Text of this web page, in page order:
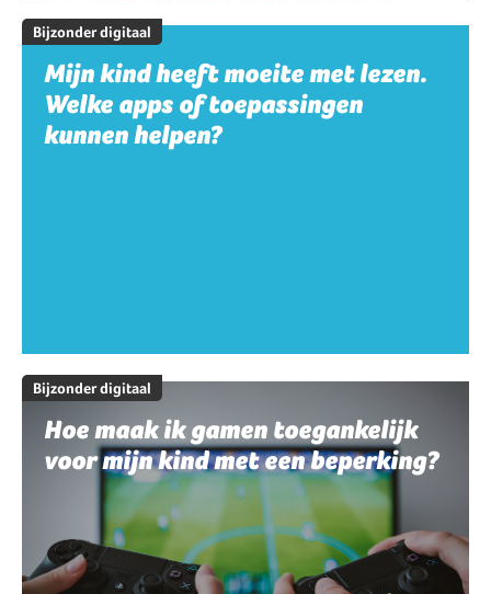
Bijzonder digitaal
Mijn kind heeft moeite met lezen.
Welke apps of toepassingen
kunnen helpen?
Bijzonder digitaal
Hoe maak ik gamen toegankelijk
voor mijn kind met een beperking?